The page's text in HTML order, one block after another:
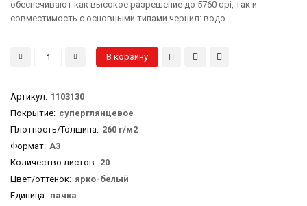
обеспечивают как высокое разрешение до 5760 dpi, так и
совместимость с основными типами чернил: водо...
Артикул: 1103130
Покрытие: суперглянцевое
Плотность/Толщина: 260 г/м2
Формат: А3
Количество листов: 20
Цвет/оттенок: ярко-белый
Единица: пачка